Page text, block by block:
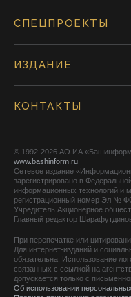
СПЕЦПРОЕКТЫ
ИЗДАНИЕ
КОНТАКТЫ
© 1992-2026 АО ИА
www.bashinform.ru
Сетевое издание
зарегистрировано в
информационных технологий и
регистрационный номер Эл №
Учредитель Акционерное
Главный редактор
При перепечатке или
Для интернет-изданий и
обязательна. Использование
связанных с ссылкой на
допускается только с
Об использовании